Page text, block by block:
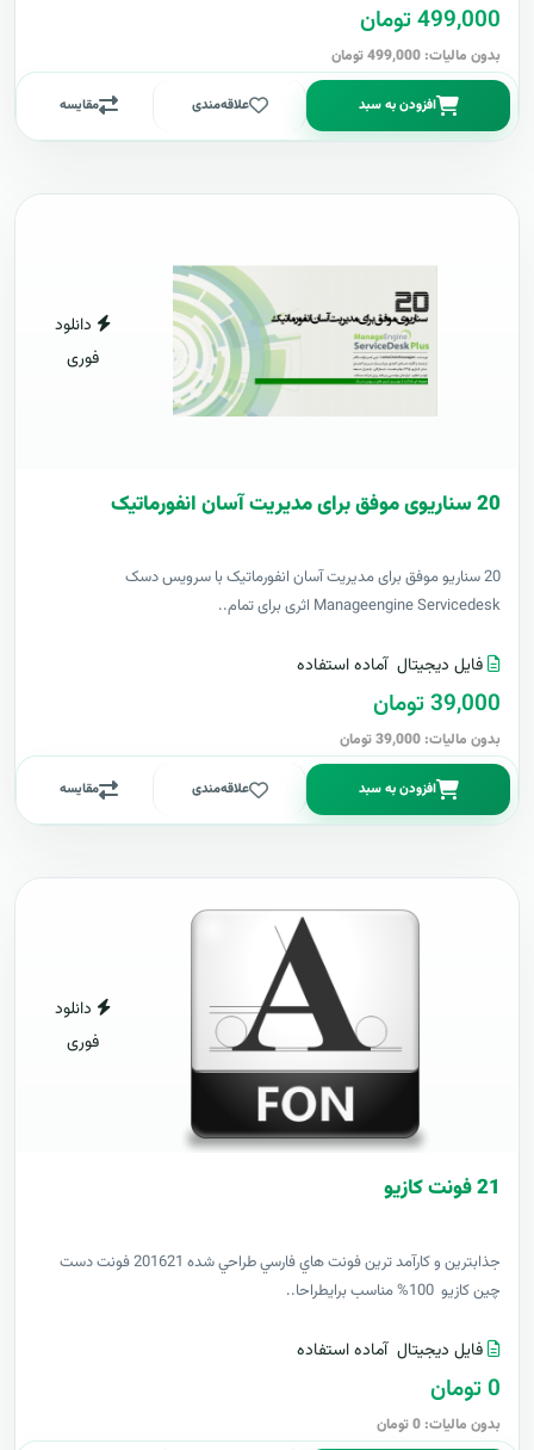
499,000 تومان
بدون مالیات: 499,000 تومان
افزودن به سبد علاقه‌مندی مقایسه
دانلود
فوری
20 سناریوی موفق برای مدیریت آسان انفورماتیک
20 سناریو موفق برای مدیریت آسان انفورماتیک با سرویس دسک
Manageengine Servicedesk اثری برای تمام..
فایل دیجیتال آماده استفاده
39,000 تومان
بدون مالیات: 39,000 تومان
افزودن به سبد علاقه‌مندی مقایسه
دانلود
فوری
21 فونت کازيو
جذابترين و کارآمد ترين فونت هاي فارسي طراحي شده 201621 فونت دست
چين کازيو 100% مناسب برايطراحا..
فایل دیجیتال آماده استفاده
0 تومان
بدون مالیات: 0 تومان